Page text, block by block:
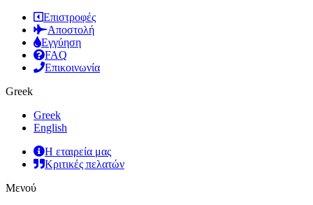
Επιστροφές
Αποστολή
Εγγύηση
FAQ
Επικοινωνία
Greek
Greek
English
Η εταιρεία μας
Κριτικές πελατών
Μενού